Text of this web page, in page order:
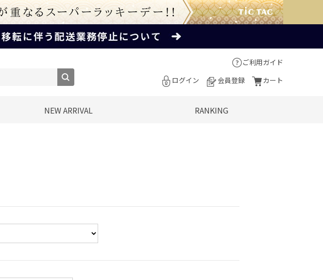
ご利用ガイド
ログイン
会員登録 カート
NEW ARRIVAL RANKING